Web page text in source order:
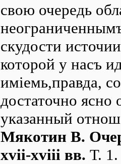
свою очередь
скудости
которой у насъ
иміемь,правда,
достаточно
указанный
Мякотин В.
xvii-xviii вв. Т.